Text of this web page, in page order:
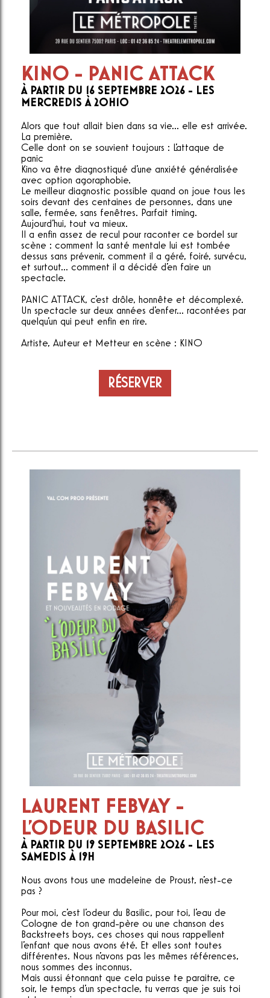
KINO - PANIC ATTACK
À PARTIR DU 16 SEPTEMBRE 2026 - LES
MERCREDIS À 20H10
Alors que tout allait bien dans sa vie... elle est arrivée.
La première.
Celle dont on se souvient toujours : L'attaque de
panic
Kino va être diagnostiqué d'une anxiété généralisée
avec option agoraphobie.
Le meilleur diagnostic possible quand on joue tous les
soirs devant des centaines de personnes, dans une
salle, fermée, sans fenêtres. Parfait timing.
Aujourd'hui, tout va mieux.
Il a enfin assez de recul pour raconter ce bordel sur
scène : comment la santé mentale lui est tombée
dessus sans prévenir, comment il a géré, foiré, survécu,
et surtout... comment il a décidé d'en faire un
spectacle.
PANIC ATTACK, c'est drôle, honnête et décomplexé.
Un spectacle sur deux années d'enfer... racontées par
quelqu'un qui peut enfin en rire.
Artiste, Auteur et Metteur en scène : KINO
RÉSERVER
LAURENT FEBVAY -
L'ODEUR DU BASILIC
À PARTIR DU 19 SEPTEMBRE 2026 - LES
SAMEDIS À 19H
Nous avons tous une madeleine de Proust, n'est-ce
pas ?
Pour moi, c'est l'odeur du Basilic, pour toi, l'eau de
Cologne de ton grand-père ou une chanson des
Backstreets boys, ces choses qui nous rappellent
l'enfant que nous avons été. Et elles sont toutes
différentes. Nous n'avons pas les mêmes références,
nous sommes des inconnus.
Mais aussi étonnant que cela puisse te paraitre, ce
soir, le temps d'un spectacle, tu verras que je suis toi